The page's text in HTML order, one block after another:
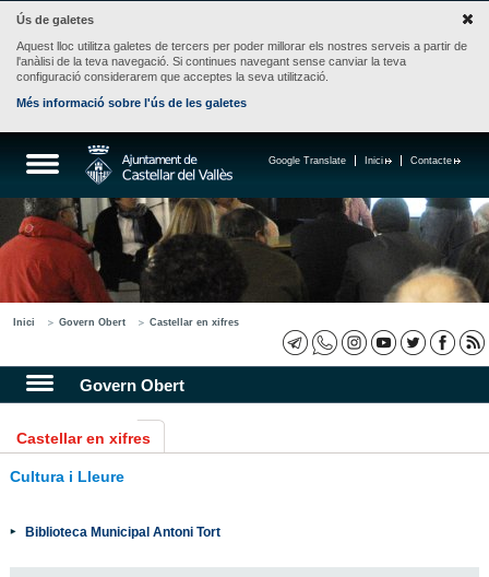
Ús de galetes
Aquest lloc utilitza galetes de tercers per poder millorar els nostres serveis a partir de
l'anàlisi de la teva navegació. Si continues navegant sense canviar la teva
configuració considerarem que acceptes la seva utilització.
Més informació sobre l'ús de les galetes
Contacte
Inici
Google Translate
Inici Govern Obert Castellar en xifres
Govern Obert
Castellar en xifres
Cultura i Lleure
Biblioteca Municipal Antoni Tort